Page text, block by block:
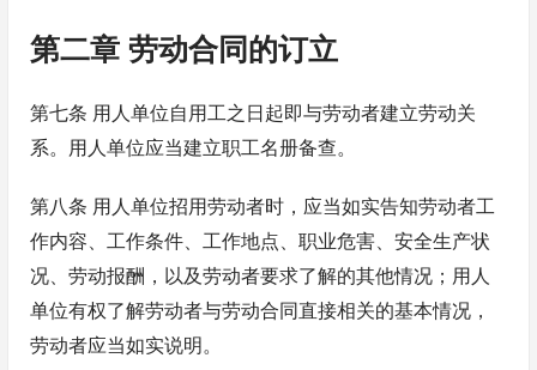
第二章 劳动合同的订立
第七条 用人单位自用工之日起即与劳动者建立劳动关
系。用人单位应当建立职工名册备查。
第八条 用人单位招用劳动者时，应当如实告知劳动者工
作内容、工作条件、工作地点、职业危害、安全生产状
况、劳动报酬，以及劳动者要求了解的其他情况；用人
单位有权了解劳动者与劳动合同直接相关的基本情况，
劳动者应当如实说明。